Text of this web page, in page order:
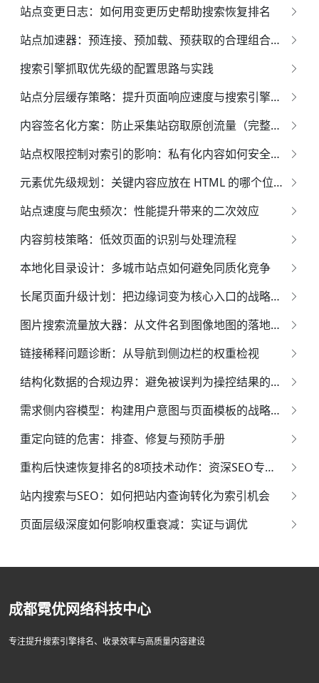
站点变更日志：如何用变更历史帮助搜索恢复排名
站点加速器：预连接、预加载、预获取的合理组合策略
搜索引擎抓取优先级的配置思路与实践
站点分层缓存策略：提升页面响应速度与搜索引擎索引效果的全面指南
内容签名化方案：防止采集站窃取原创流量（完整实务指南）
站点权限控制对索引的影响：私有化内容如何安全展示
元素优先级规划：关键内容应放在 HTML 的哪个位置？
站点速度与爬虫频次：性能提升带来的二次效应
内容剪枝策略：低效页面的识别与处理流程
本地化目录设计：多城市站点如何避免同质化竞争
长尾页面升级计划：把边缘词变为核心入口的战略蓝图
图片搜索流量放大器：从文件名到图像地图的落地方案
链接稀释问题诊断：从导航到侧边栏的权重检视
结构化数据的合规边界：避免被误判为操控结果的权威指南*
需求侧内容模型：构建用户意图与页面模板的战略映射体系
重定向链的危害：排查、修复与预防手册
重构后快速恢复排名的8项技术动作：资深SEO专家的系统化指南
站内搜索与SEO：如何把站内查询转化为索引机会
页面层级深度如何影响权重衰减：实证与调优
成都霓优网络科技中心
专注提升搜索引擎排名、收录效率与高质量内容建设